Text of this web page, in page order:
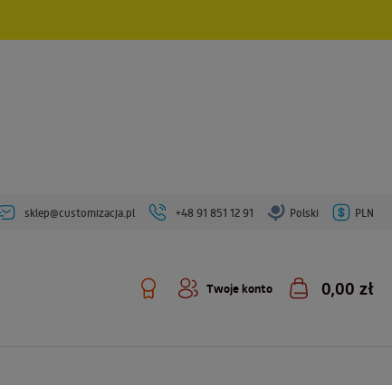
sklep@customizacja.pl +48 91 851 12 91 Polski PLN
Twoje konto 0,00 zł